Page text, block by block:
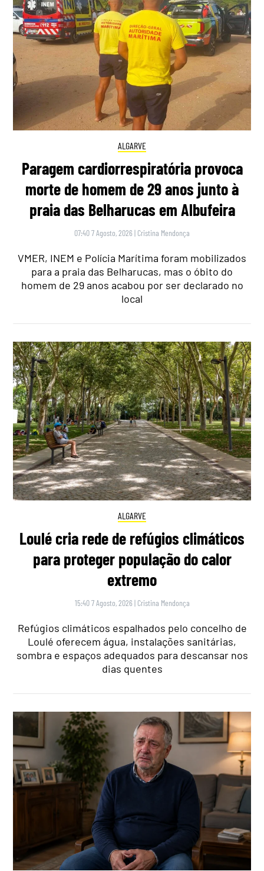
ALGARVE
Paragem cardiorrespiratória provoca
morte de homem de 29 anos junto à
praia das Belharucas em Albufeira
07:40 7 Agosto, 2026 | Cristina Mendonça
VMER, INEM e Polícia Marítima foram mobilizados
para a praia das Belharucas, mas o óbito do
homem de 29 anos acabou por ser declarado no
local
ALGARVE
Loulé cria rede de refúgios climáticos
para proteger população do calor
extremo
15:40 7 Agosto, 2026 | Cristina Mendonça
Refúgios climáticos espalhados pelo concelho de
Loulé oferecem água, instalações sanitárias,
sombra e espaços adequados para descansar nos
dias quentes